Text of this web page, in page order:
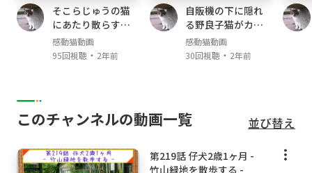
そこらじゅうの猫
にあたり散らすヤ
クザ猫
感動猫動画
95回視聴・ 2年前
自販機の下に隠れ
る野良子猫がカワ
イイ
感動猫動画
30回視聴・ 2年前
このチャンネルの動画一覧 並び替え
第219話 仔犬2歳1ヶ月 -
竹山緑地を散歩する -